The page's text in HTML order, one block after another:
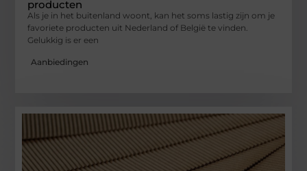
producten
Als je in het buitenland woont, kan het soms lastig zijn om je
favoriete producten uit Nederland of België te vinden.
Gelukkig is er een
Aanbiedingen